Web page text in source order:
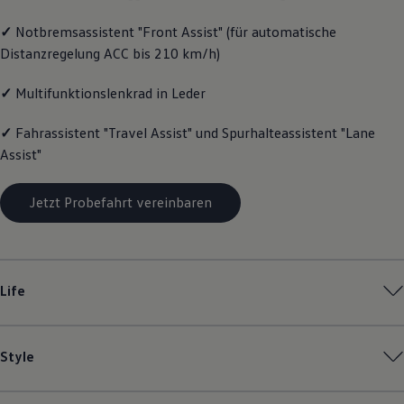
Handy und Fahrzeug verbinden
Updates für Software, Karten und Radio
Über Ihr Auto
Kundeninformationen
Warn- und Kontrollleuchten
Magazin
Lifestyle
Transport
✓ Notbremsassistent "Front Assist" (für automatische
Distanzregelung ACC bis 210 km/h)
✓ Multifunktionslenkrad in Leder
✓ Fahrassistent "Travel Assist" und Spurhalteassistent "Lane
Assist"
Jetzt Probefahrt vereinbaren
Life
Style